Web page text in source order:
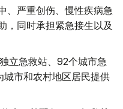
、严重创伤、慢性疾病急
，同时承担紧急接生以及
立急救站、92个城市急
市和农村地区居民提供